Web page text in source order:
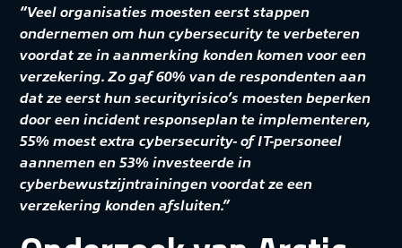
“Veel organisaties moesten eerst stappen
ondernemen om hun cybersecurity te verbeteren
voordat ze in aanmerking konden komen voor een
verzekering. Zo gaf 60% van de respondenten aan
dat ze eerst hun securityrisico’s moesten beperken
door een incident responseplan te implementeren,
55% moest extra cybersecurity- of IT-personeel
aannemen en 53% investeerde in
cyberbewustzijntrainingen voordat ze een
verzekering konden afsluiten.”